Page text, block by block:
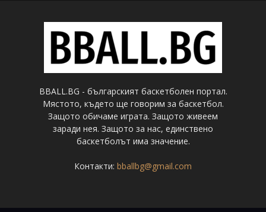
BBALL.BG - българският баскетболен портал.
Мястото, където ще говорим за баскетбол.
Защото обичаме играта. Защото живеем
заради нея. Защото за нас, единствено
баскетболът има значение.
Контакти: bballbg@gmail.com